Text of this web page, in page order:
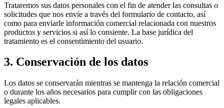
Trataremos sus datos personales con el fin de atender las consultas o
solicitudes que nos envíe a través del formulario de contacto, así
como para enviarle información comercial relacionada con nuestros
productos y servicios si así lo consiente. La base jurídica del
tratamiento es el consentimiento del usuario.
3. Conservación de los datos
Los datos se conservarán mientras se mantenga la relación comercial
o durante los años necesarios para cumplir con las obligaciones
legales aplicables.